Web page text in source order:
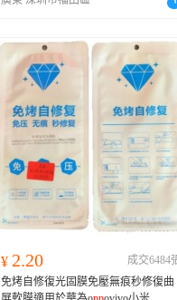
¥ 2.20
成交6484
免烤自修復光固膜免壓無痕秒修復曲